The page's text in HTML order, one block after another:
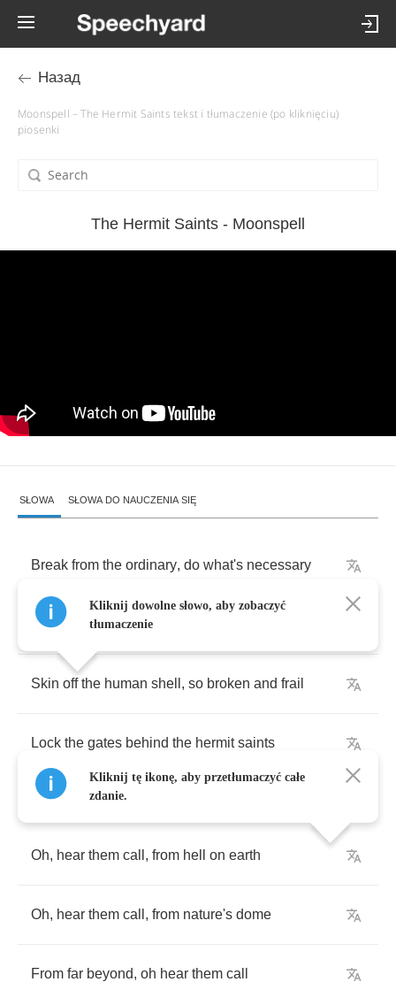
Назад
Moonspell – The Hermit Saints tekst i tłumaczenie (po kliknięciu)
piosenki
The Hermit Saints - Moonspell
SŁOWA SŁOWA DO NAUCZENIA SIĘ
Break from the ordinary, do what's necessary
Pray for death,pray
Skin off the human shell , so broken and frail
Lock the gates behind the hermit saints
Oh, hear them call , from hell on earth
Oh, hear them call , from nature's dome
From far beyond, oh hear them call
Kliknij dowolne słowo, aby zobaczyć
tłumaczenie
Kliknij tę ikonę, aby przetłumaczyć całe
zdanie.